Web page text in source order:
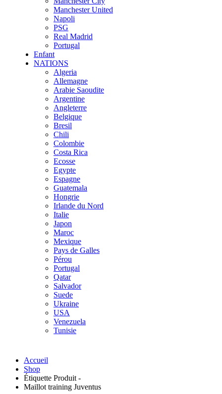
Manchester United
Napoli
PSG
Real Madrid
Portugal
Enfant
NATIONS
Algeria
Allemagne
Arabie Saoudite
Argentine
Angleterre
Belgique
Bresil
Chili
Colombie
Costa Rica
Ecosse
Egypte
Espagne
Guatemala
Hongrie
Irlande du Nord
Italie
Japon
Maroc
Mexique
Pays de Galles
Pérou
Portugal
Qatar
Salvador
Suede
Ukraine
USA
Venezuela
Tunisie
Accueil
Shop
Étiquette Produit -
Maillot training Juventus